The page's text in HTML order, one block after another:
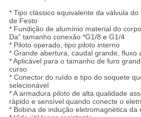
* Tipo clássico equivalente da válvula
de Festo
* Fundição de alumínio material do corpo
Da” tamanho conexão *G1/8 e G1/4
* Piloto operado, tipo piloto interno
* Grande abertura, caudal grande, fluxo
* Aplicável para o tamanho de furo
curso
* Conector do ruído e tipo do soquete
selecionável
* A armadura piloto de alta qualidade
rápido e sensível quando conecte o
* Bobina de indução eletromagnética da